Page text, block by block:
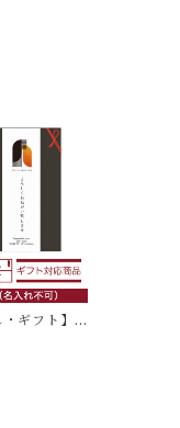
ギフト】
150ml×2本